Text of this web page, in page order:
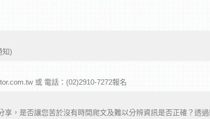
知)
或 電話：(02)2910-7272報名
享，是否讓您苦於沒有時間爬文及難以分辨資訊是否正確？透